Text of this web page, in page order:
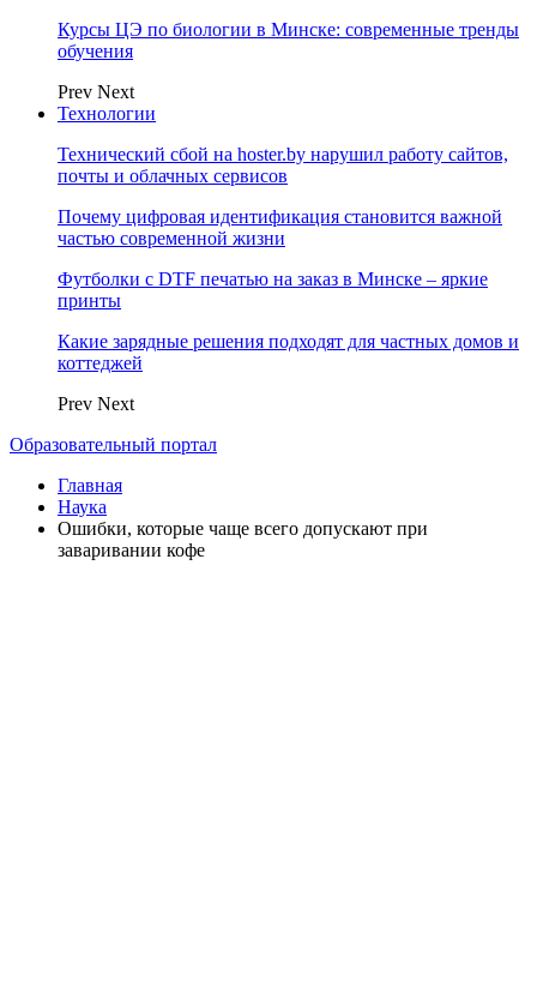
Курсы ЦЭ по биологии в Минске: современные тренды
обучения
Prev Next
Технологии
Технический сбой на hoster.by нарушил работу сайтов,
почты и облачных сервисов
Почему цифровая идентификация становится важной
частью современной жизни
Футболки с DTF печатью на заказ в Минске – яркие
принты
Какие зарядные решения подходят для частных домов и
коттеджей
Prev Next
Образовательный портал
Главная
Наука
Ошибки, которые чаще всего допускают при
заваривании кофе